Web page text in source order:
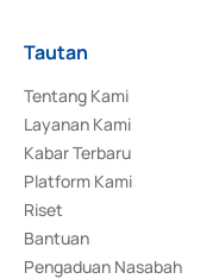
Tautan
Tentang Kami
Layanan Kami
Kabar Terbaru
Platform Kami
Riset
Bantuan
Pengaduan Nasabah